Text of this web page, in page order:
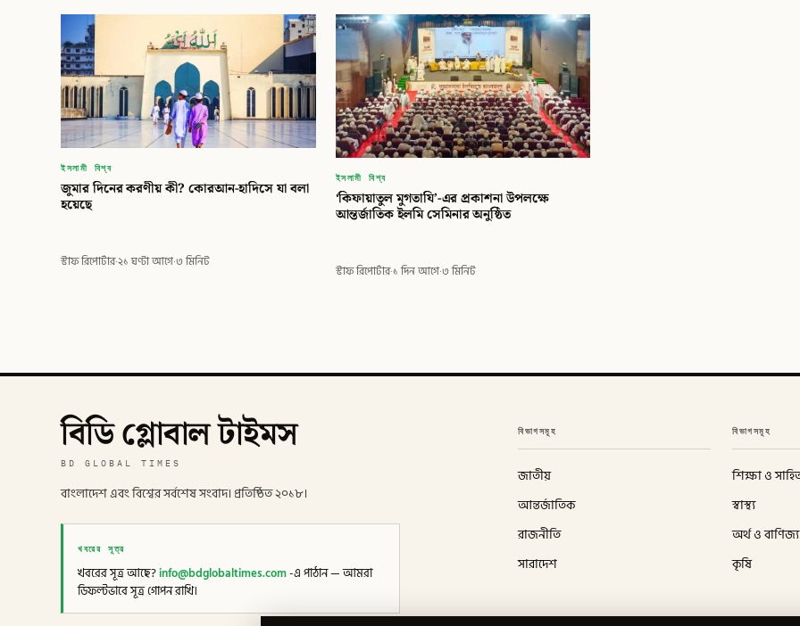
ইসলামী বিশ্ব
জুমার দিনের করণীয় কী? কোরআন-হাদিসে যা বলা
হয়েছে
স্টাফ রিপোর্টার·২১ ঘণ্টা আগে·৩ মিনিট
ইসলামী বিশ্ব
‘কিফায়াতুল মুগতাযি’-এর প্রকাশনা উপলক্ষে
আন্তর্জাতিক ইলমি সেমিনার অনুষ্ঠিত
স্টাফ রিপোর্টার·১ দিন আগে·৩ মিনিট
বিডি গ্লোবাল টাইমস
BD GLOBAL TIMES
বাংলাদেশ এবং বিশ্বের সর্বশেষ সংবাদ। প্রতিষ্ঠিত ২০১৮।
খবরের সূত্র
খবরের সূত্র আছে?info@bdglobaltimes.com-এ পাঠান — আমরা
ডিফল্টভাবে সূত্র গোপন রাখি।
বিভাগসমূহ
জাতীয়
আন্তর্জাতিক
রাজনীতি
সারাদেশ
বিভাগসমূহ
শিক্ষা ও
স্বাস্থ্য
অর্থ ও বাণিজ্য
কৃষি